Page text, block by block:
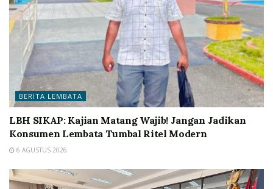
BERITA LEMBATA
LBH SIKAP: Kajian Matang Wajib! Jangan Jadikan
Konsumen Lembata Tumbal Ritel Modern
6 AGUSTUS 2026